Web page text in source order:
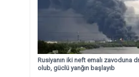
Rusiyanın iki neft emalı zavoduna
olub, güclü yanğın başlayıb